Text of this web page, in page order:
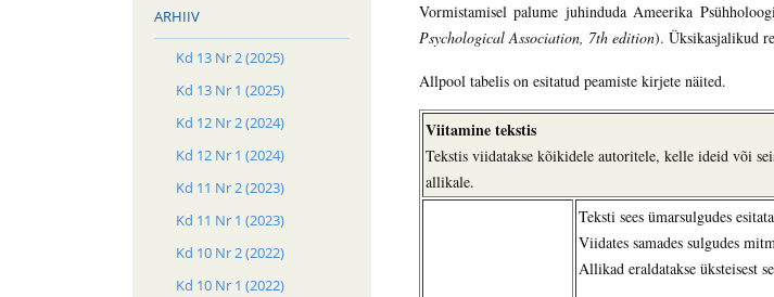
ARHIIV
Kd 13 Nr 2 (2025)
Kd 13 Nr 1 (2025)
Kd 12 Nr 2 (2024)
Kd 12 Nr 1 (2024)
Kd 11 Nr 2 (2023)
Kd 11 Nr 1 (2023)
Kd 10 Nr 2 (2022)
Kd 10 Nr 1 (2022)
Vormistamisel palume juhinduda Ameerika
Psychological Association, 7th edition). Üksikasjalikud
Allpool tabelis on esitatud peamiste kirjete näited.
Viitamine tekstis
Tekstis viidatakse kõikidele autoritele, kelle ideid või
allikale.
Teksti sees ümarsulgudes
Viidates samades sulgudes
Allikad eraldatakse üksteisest